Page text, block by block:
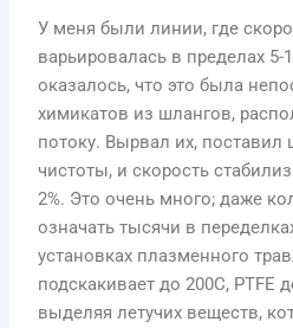
У меня были линии, где
варьировалась в пределах 5-
оказалось, что это была
химикатов из шлангов,
потоку. Вырвал их, поставил
чистоты, и скорость
2%. Это очень много; даже
означать тысячи в
установках плазменного
подскакивает до 200C, PTFE
выделяя летучих веществ,